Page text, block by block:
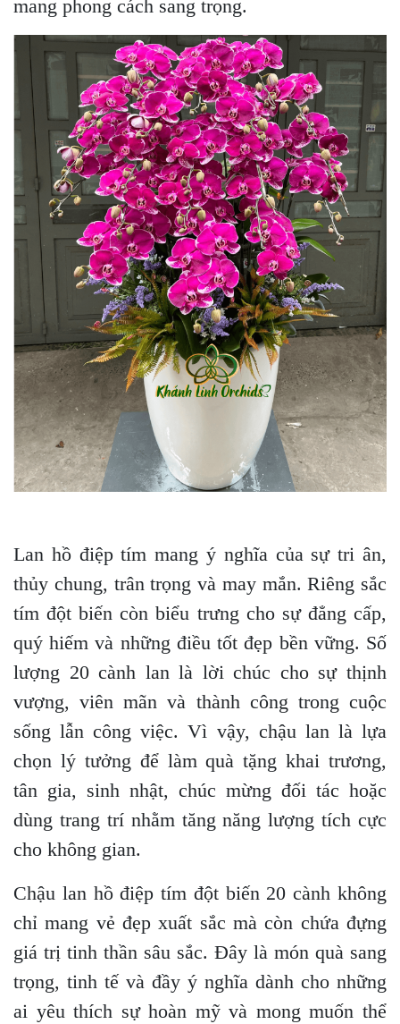
mang phong cách sang trọng.
Lan hồ điệp tím mang ý nghĩa của sự tri ân,
thủy chung, trân trọng và may mắn. Riêng sắc
tím đột biến còn biểu trưng cho sự đẳng cấp,
quý hiếm và những điều tốt đẹp bền vững. Số
lượng 20 cành lan là lời chúc cho sự thịnh
vượng, viên mãn và thành công trong cuộc
sống lẫn công việc. Vì vậy, chậu lan là lựa
chọn lý tưởng để làm quà tặng khai trương,
tân gia, sinh nhật, chúc mừng đối tác hoặc
dùng trang trí nhằm tăng năng lượng tích cực
cho không gian.
Chậu lan hồ điệp tím đột biến 20 cành không
chỉ mang vẻ đẹp xuất sắc mà còn chứa đựng
giá trị tinh thần sâu sắc. Đây là món quà sang
trọng, tinh tế và đầy ý nghĩa dành cho những
ai yêu thích sự hoàn mỹ và mong muốn thể